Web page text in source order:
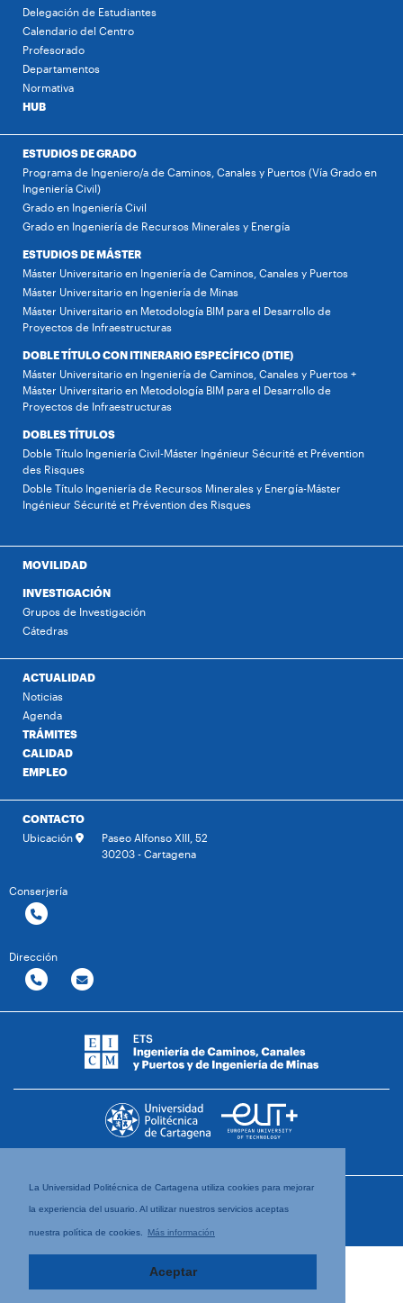
La Universidad Politécnica de Cartagena utiliza cookies para mejorar
la experiencia del usuario. Al utilizar nuestros servicios aceptas
nuestra política de cookies. Más información
Aceptar
Delegación de Estudiantes
Calendario del Centro
Profesorado
Departamentos
Normativa
HUB
ESTUDIOS DE GRADO
Programa de Ingeniero/a de Caminos, Canales y Puertos (Vía Grado en
Ingeniería Civil)
Grado en Ingeniería Civil
Grado en Ingeniería de Recursos Minerales y Energía
ESTUDIOS DE MÁSTER
Máster Universitario en Ingeniería de Caminos, Canales y Puertos
Máster Universitario en Ingeniería de Minas
Máster Universitario en Metodología BIM para el Desarrollo de
Proyectos de Infraestructuras
DOBLE TÍTULO CON ITINERARIO ESPECÍFICO (DTIE)
Máster Universitario en Ingeniería de Caminos, Canales y Puertos +
Máster Universitario en Metodología BIM para el Desarrollo de
Proyectos de Infraestructuras
DOBLES TÍTULOS
Doble Título Ingeniería Civil-Máster Ingénieur Sécurité et Prévention
des Risques
Doble Título Ingeniería de Recursos Minerales y Energía-Máster
Ingénieur Sécurité et Prévention des Risques
MOVILIDAD
INVESTIGACIÓN
Grupos de Investigación
Cátedras
ACTUALIDAD
Noticias
Agenda
TRÁMITES
CALIDAD
EMPLEO
CONTACTO
Ubicación
Paseo Alfonso XIII, 52
30203 - Cartagena
Conserjería
Dirección